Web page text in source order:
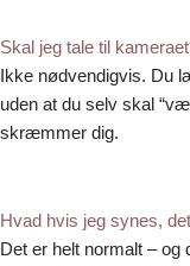
Skal jeg tale til
Ikke nødvendigvis. Du
uden at du selv skal
skræmmer dig.
Hvad hvis jeg synes,
Det er helt normalt – og